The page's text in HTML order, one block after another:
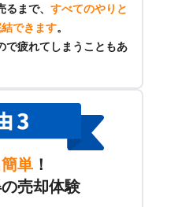
まで、 すべてのやりと
できます。
で疲れてしまうこともあ
単 ！
売却体験